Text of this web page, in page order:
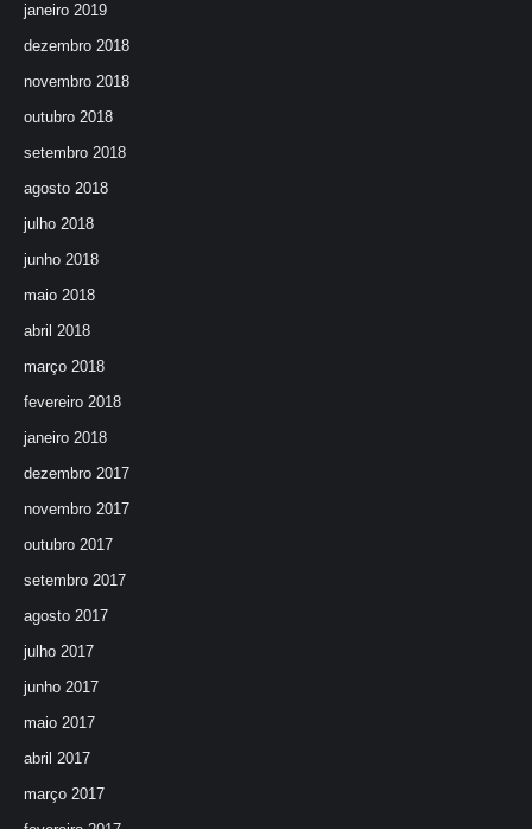
janeiro 2019
dezembro 2018
novembro 2018
outubro 2018
setembro 2018
agosto 2018
julho 2018
junho 2018
maio 2018
abril 2018
março 2018
fevereiro 2018
janeiro 2018
dezembro 2017
novembro 2017
outubro 2017
setembro 2017
agosto 2017
julho 2017
junho 2017
maio 2017
abril 2017
março 2017